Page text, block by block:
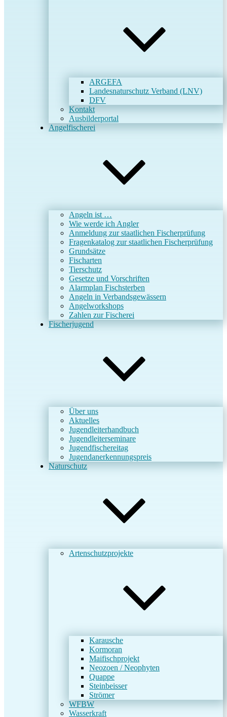
ARGEFA
Landesnaturschutz Verband (LNV)
DFV
Kontakt
Ausbilderportal
Angelfischerei
Angeln ist …
Wie werde ich Angler
Anmeldung zur staatlichen Fischerprüfung
Fragenkatalog zur staatlichen Fischerprüfung
Grundsätze
Fischarten
Tierschutz
Gesetze und Vorschriften
Alarmplan Fischsterben
Angeln in Verbandsgewässern
Angelworkshops
Zahlen zur Fischerei
Fischerjugend
Über uns
Aktuelles
Jugendleiterhandbuch
Jugendleiterseminare
Jugendfischereitag
Jugendanerkennungspreis
Naturschutz
Artenschutzprojekte
Karausche
Kormoran
Maifischprojekt
Neozoen / Neophyten
Quappe
Steinbeisser
Strömer
WFBW
Wasserkraft